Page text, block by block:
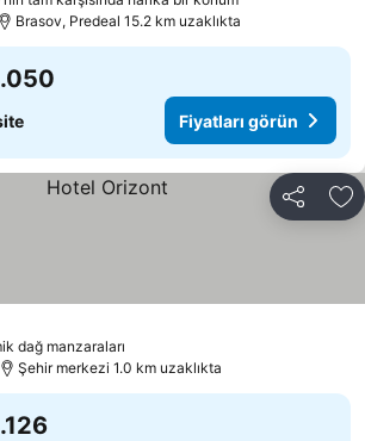
Brasov, Predeal 15.2 km uzaklıkta
Fiyatları görün
Paylaş
dağ manzaraları
Şehir merkezi 1.0 km uzaklıkta